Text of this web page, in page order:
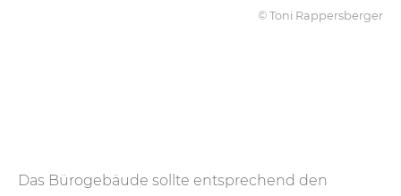
© Toni Rappersberger
Das Bürogebäude sollte entsprechend den